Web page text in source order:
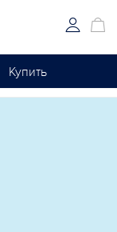
Купить